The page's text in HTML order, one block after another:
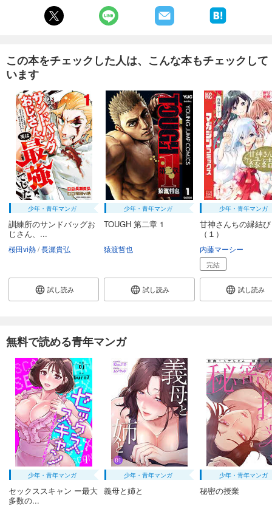
あらすじを表示する
540円 (税込)
試し読み
あらすじを表示する
まんだら屋の良太 愛蔵版 40
540円 (税込)
完結
カート
試し読み
あらすじを表示する
まんだら屋の良太 愛蔵版 41
完結
完結
試し読み
あらすじを表示する
まんだら屋の良太 愛蔵版 43
540円 (税込)
完結
カート
試し読み
あらすじを表示する
まんだら屋の良太 愛蔵版 44
540
円 (税込)
この本をチェックした人は、こんな本もチェックして
います
少年・青年マンガ
訓練所のサンドバッグお
じさん、...
桜田vi熱 長瀬貴弘
試し読み
少年・青年マンガ
TOUGH 第二章 1
猿渡哲也
試し読み
少年・青年マンガ
甘神さんちの縁結び
（１）
内藤マーシー
完結
試し読み
無料で読める青年マンガ
少年・青年マンガ
セックススキャン ー最大
多数の...
少年・青年マンガ
義母と姉と
少年・青年マンガ
秘密の授業